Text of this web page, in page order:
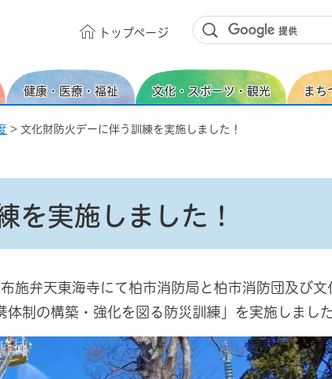
トップページ
健康・医療・福祉 文化・スポーツ・観光 まち
> 文化財防火デーに伴う訓練を実施しました！
を実施しました！
施弁天東海寺にて柏市消防局と柏市消防団及び文
制の構築・強化を図る防災訓練」を実施しまし